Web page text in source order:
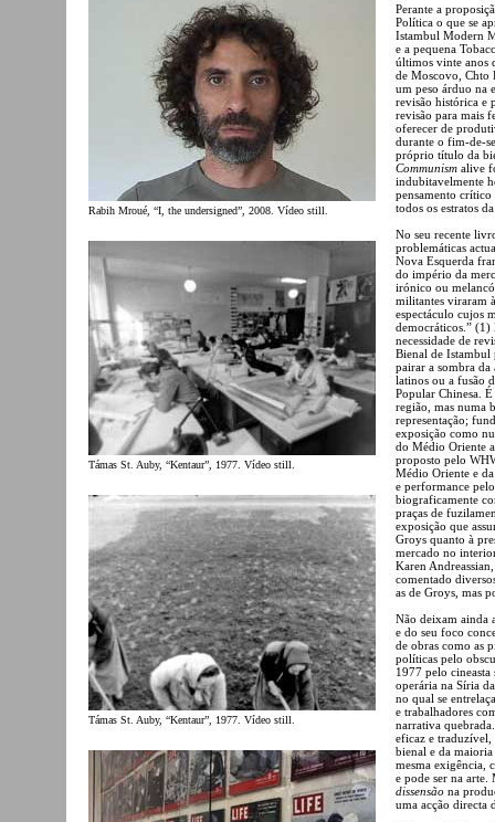
Rabih Mroué, “I, the undersigned”, 2008. Vídeo still.
Támas St. Auby, “Kentaur”, 1977. Vídeo still.
Támas St. Auby, “Kentaur”, 1977. Vídeo still.
Perante a
Política o que se
Istambul Modern
e a pequena
últimos vinte anos
de Moscovo, Chto
um peso árduo na
revisão histórica e
revisão para mais
oferecer de
durante o fim-de-
próprio título da
Communism alive
indubitavelmente
pensamento crítico
todos os estratos
No seu recente
problemáticas
Nova Esquerda
do império da
irónico ou
militantes viraram
espectáculo cujos
democráticos.” (1)
necessidade de
Bienal de Istambul
pairar a sombra da
latinos ou a fusão
Popular Chinesa.
região, mas numa
representação;
exposição como
do Médio Oriente
proposto pelo
Médio Oriente e
e performance
biograficamente
praças de
exposição que
Groys quanto à
mercado no
Karen
comentado
as de Groys, mas
Não deixam ainda
e do seu foco
de obras como as
políticas pelo
1977 pelo
operária na Síria
no qual se
e trabalhadores
narrativa
eficaz e
bienal e da maioria
mesma exigência,
e pode ser na
dissensão na
uma acção directa